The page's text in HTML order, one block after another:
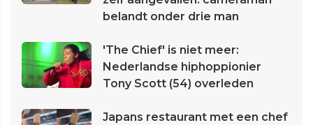
belandt onder drie man
'The Chief' is niet meer:
Nederlandse hiphoppionier
Tony Scott (54) overleden
Japans restaurant met een chef